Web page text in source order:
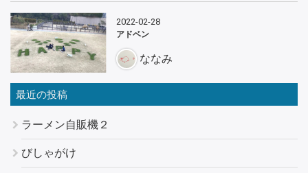
2022-02-28
アドベン
ななみ
最近の投稿
ラーメン自販機２
びしゃがけ